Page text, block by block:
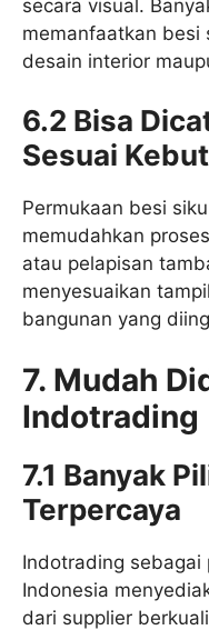
secara visual.
memanfaatkan besi
desain interior
6.2 Bisa
Sesuai
Permukaan besi
memudahkan
atau pelapisan
menyesuaikan
bangunan yang
7. Mudah
Indotrading
7.1 Banyak
Terpercaya
Indotrading sebagai
Indonesia
dari supplier